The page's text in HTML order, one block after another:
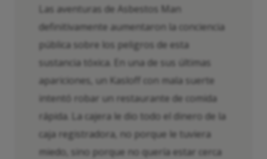
Las aventuras de Asbestos Man
definitivamente aumentaron la conciencia
pública sobre los peligros de esta
sustancia tóxica. En una de sus últimas
apariciones, un Kasloff con mala suerte
intentó robar un restaurante de comida
rápida. La cajera le dio todo el dinero de la
caja registradora, no porque le tuviera
miedo, sino porque no quería estar cerca